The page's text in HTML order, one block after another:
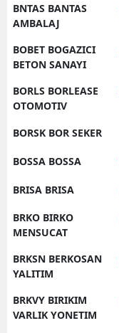
BNTAS BANTAS
AMBALAJ
BOBET BOGAZICI
BETON SANAYI
BORLS BORLEASE
OTOMOTIV
BORSK BOR SEKER
BOSSA BOSSA
BRISA BRISA
BRKO BIRKO
MENSUCAT
BRKSN BERKOSAN
YALITIM
BRKVY BIRIKIM
VARLIK YONETIM